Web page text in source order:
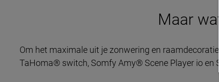
Maar
Om het maximale uit je zonwering en
TaHoma® switch, Somfy Amy® Scene Player io en